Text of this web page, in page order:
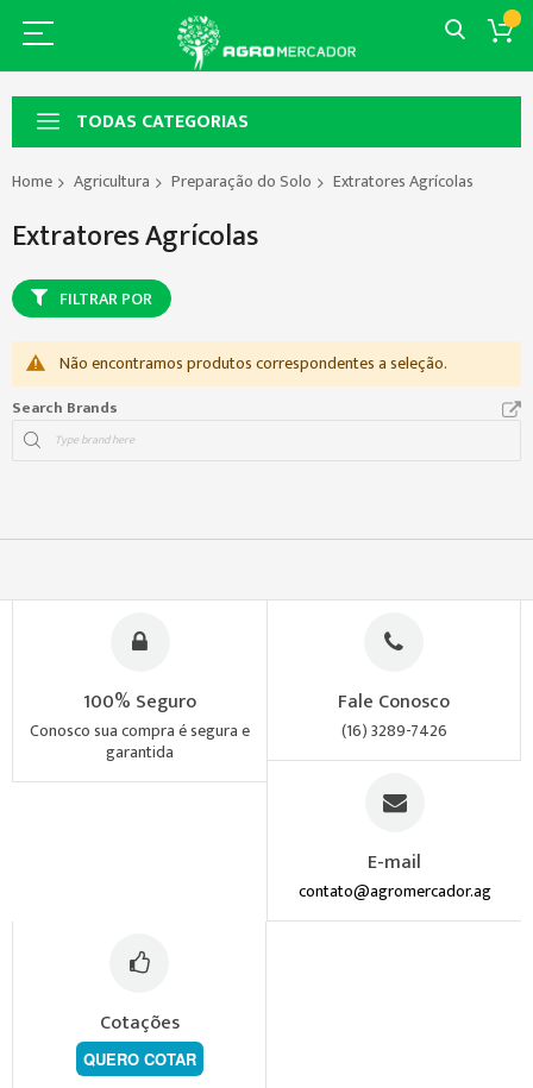
TODAS CATEGORIAS
Home Agricultura Preparação do Solo Extratores Agrícolas
Extratores Agrícolas
Não encontramos produtos correspondentes a seleção.
FILTRAR POR
Search Brands
100% Seguro
Conosco sua compra é segura e
garantida
Fale Conosco
(16) 3289-7426
E-mail
contato@agromercador.ag
Cotações
QUERO COTAR